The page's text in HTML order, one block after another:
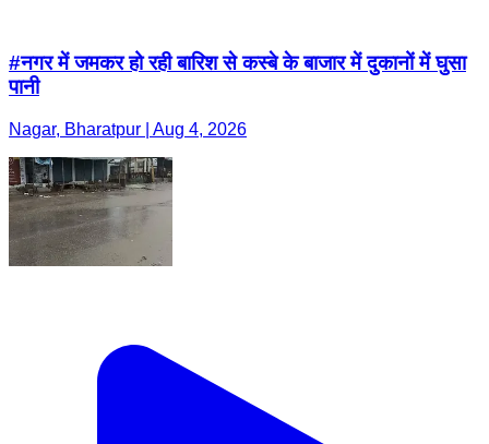
#नगर में जमकर हो रही बारिश से कस्बे के बाजार में दुकानों में घुसा
पानी
Nagar, Bharatpur | Aug 4, 2026